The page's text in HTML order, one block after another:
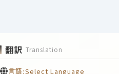
翻訳 Translation
言語:Select Language